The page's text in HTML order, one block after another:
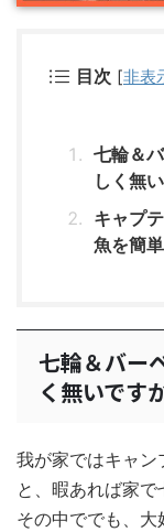
目次 [非表
七輪＆
しく無
キャプ
魚を簡
七輪＆バー
く無いです
我が家ではキャン
と、暇あれば家で
その中ででも、